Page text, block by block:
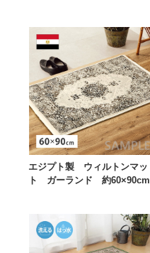
エジプト製 ウィルトンマッ
ト ガーランド 約60×90cm